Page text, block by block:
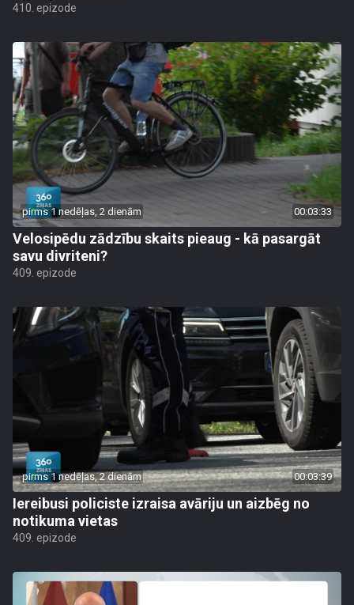
410. epizode
pirms 1 nedēļas, 2 dienām 00:03:33
Velosipēdu zādzību skaits pieaug - kā pasargāt
savu divriteni?
409. epizode
pirms 1 nedēļas, 2 dienām 00:03:39
Iereibusi policiste izraisa avāriju un aizbēg no
notikuma vietas
409. epizode